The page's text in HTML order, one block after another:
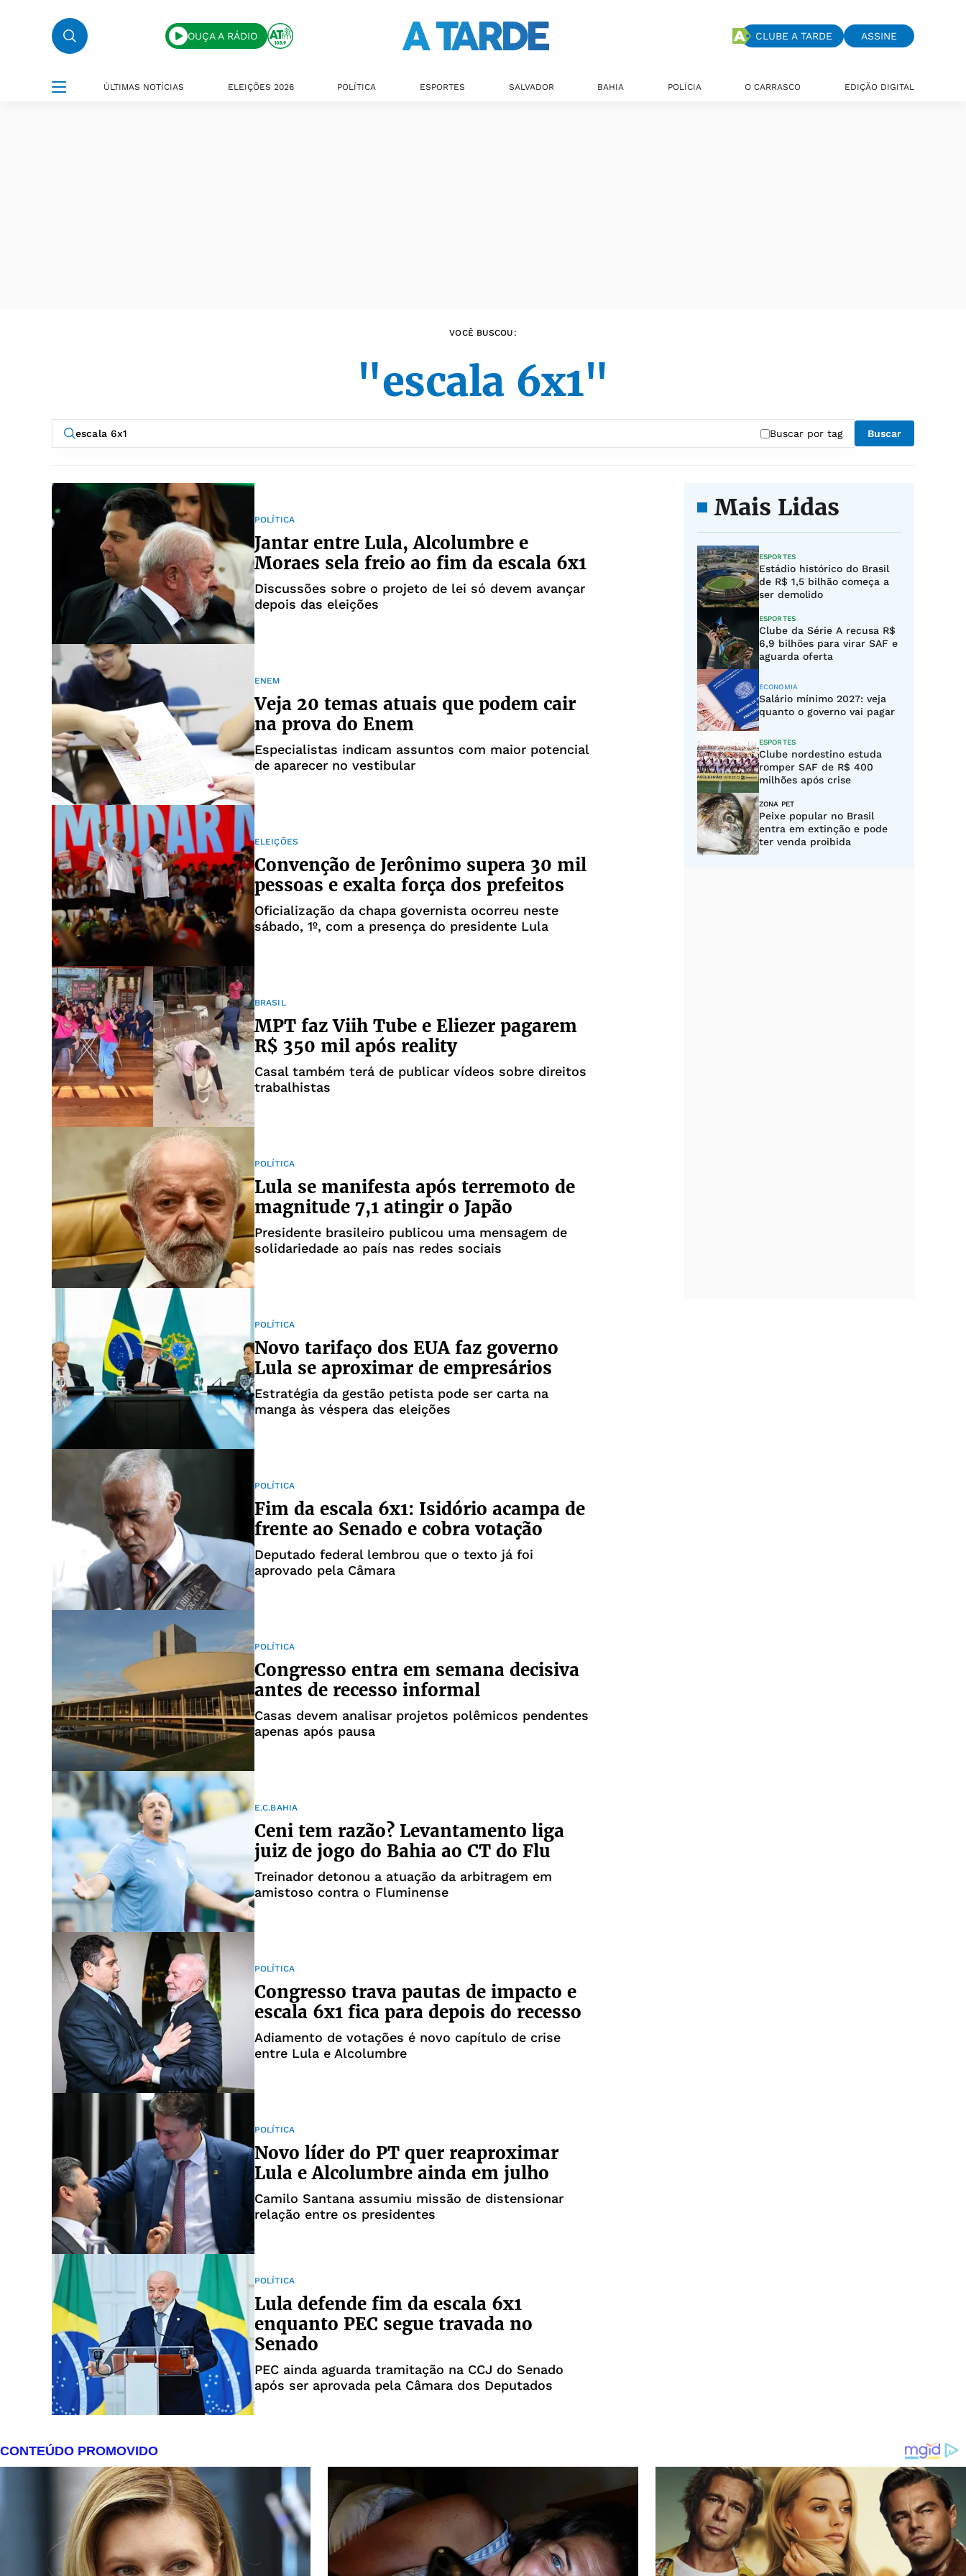
OUÇA A RÁDIO CLUBE A TARDE ASSINE
ÚLTIMAS NOTÍCIAS ELEIÇÕES 2026 POLÍTICA ESPORTES SALVADOR BAHIA POLÍCIA O CARRASCO EDIÇÃO DIGITAL
VOCÊ BUSCOU:
"escala 6x1"
Buscar por tag Buscar
POLÍTICA
Jantar entre Lula, Alcolumbre e
Moraes sela freio ao fim da escala 6x1
Discussões sobre o projeto de lei só devem avançar
depois das eleições
ENEM
Veja 20 temas atuais que podem cair
na prova do Enem
Especialistas indicam assuntos com maior potencial
de aparecer no vestibular
ELEIÇÕES
Convenção de Jerônimo supera 30 mil
pessoas e exalta força dos prefeitos
Oficialização da chapa governista ocorreu neste
sábado, 1º, com a presença do presidente Lula
BRASIL
MPT faz Viih Tube e Eliezer pagarem
R$ 350 mil após reality
Casal também terá de publicar vídeos sobre direitos
trabalhistas
POLÍTICA
Lula se manifesta após terremoto de
magnitude 7,1 atingir o Japão
Presidente brasileiro publicou uma mensagem de
solidariedade ao país nas redes sociais
POLÍTICA
Novo tarifaço dos EUA faz governo
Lula se aproximar de empresários
Estratégia da gestão petista pode ser carta na
manga às véspera das eleições
POLÍTICA
Fim da escala 6x1: Isidório acampa de
frente ao Senado e cobra votação
Deputado federal lembrou que o texto já foi
aprovado pela Câmara
POLÍTICA
Congresso entra em semana decisiva
antes de recesso informal
Casas devem analisar projetos polêmicos pendentes
apenas após pausa
E.C.BAHIA
Ceni tem razão? Levantamento liga
juiz de jogo do Bahia ao CT do Flu
Treinador detonou a atuação da arbitragem em
amistoso contra o Fluminense
POLÍTICA
Congresso trava pautas de impacto e
escala 6x1 fica para depois do recesso
Adiamento de votações é novo capítulo de crise
entre Lula e Alcolumbre
POLÍTICA
Novo líder do PT quer reaproximar
Lula e Alcolumbre ainda em julho
Camilo Santana assumiu missão de distensionar
relação entre os presidentes
POLÍTICA
Lula defende fim da escala 6x1
enquanto PEC segue travada no
Senado
PEC ainda aguarda tramitação na CCJ do Senado
após ser aprovada pela Câmara dos Deputados
Mais Lidas
ESPORTES
Estádio histórico do Brasil
de R$ 1,5 bilhão começa a
ser demolido
ESPORTES
Clube da Série A recusa R$
6,9 bilhões para virar SAF e
aguarda oferta
ECONOMIA
Salário mínimo 2027: veja
quanto o governo vai pagar
ESPORTES
Clube nordestino estuda
romper SAF de R$ 400
milhões após crise
ZONA PET
Peixe popular no Brasil
entra em extinção e pode
ter venda proibida